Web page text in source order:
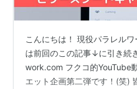
こんにちは！ 現役パラレル
は前回のこの記事↓に引き
work.com フクコ的YouTube
エット企画第二弾です！(笑)